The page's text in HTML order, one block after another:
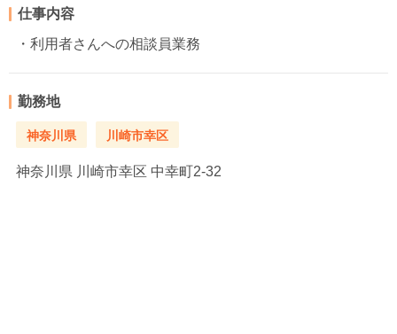
仕事内容
・利用者さんへの相談員業務
勤務地
神奈川県 川崎市幸区
神奈川県 川崎市幸区 中幸町2-32